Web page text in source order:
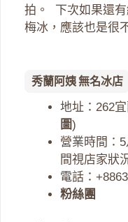
拍。 下次如果還
梅冰，應該也是很
秀蘭阿姨 無名冰店
地址：262
圖)
營業時間：
間視店家狀
電話：
粉絲團